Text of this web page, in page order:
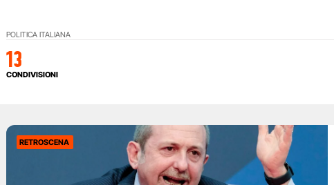
POLITICA ITALIANA
13
CONDIVISIONI
RETROSCENA